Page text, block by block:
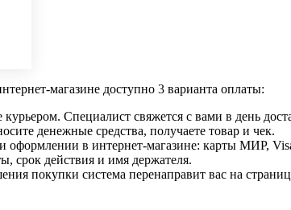
магазине доступно 3 варианта оплаты:
Специалист свяжется с вами в день
денежные средства, получаете товар и чек.
оформлении в интернет-магазине: карты МИР,
срок действия и имя держателя.
покупки система перенаправит вас на